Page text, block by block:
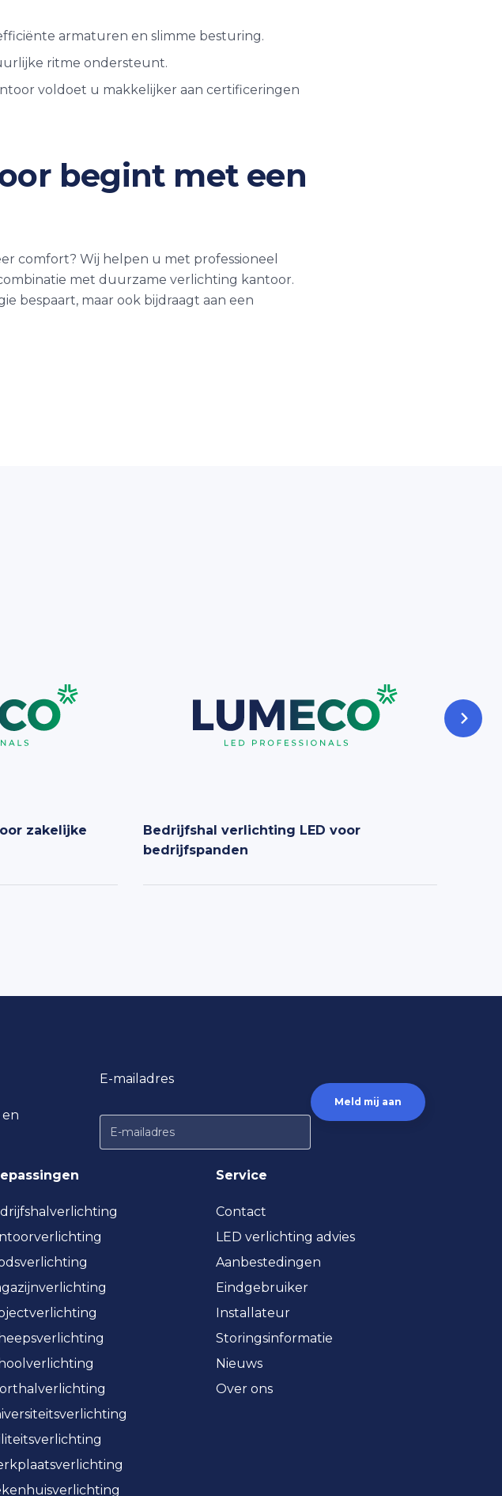
armaturen en slimme besturing.
ritme ondersteunt.
voldoet u makkelijker aan certificeringen
begint met een
comfort? Wij helpen u met professioneel
met duurzame verlichting kantoor.
bespaart, maar ook bijdraagt aan een
zakelijke
Bedrijfshal verlichting LED voor
bedrijfspanden
E-mailadres
Service
Contact
LED verlichting advies
Aanbestedingen
Eindgebruiker
Installateur
Storingsinformatie
Nieuws
Over ons